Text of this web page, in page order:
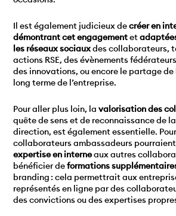
Il est également judicieux decréer en
démontrant cet engagementet
les réseaux sociauxdes collaborateurs,
actions RSE, des évènements
des innovations, ou encore le partage
long terme de l’entreprise.
Pour aller plus loin, lavalorisation des
quête de sens et de reconnaissance de
direction, est également essentielle.
collaborateurs ambassadeurs pourraient
expertise en interneaux autres
bénéficier deformations
branding : cela permettrait aux
représentés en ligne par des
des convictions ou des expertises